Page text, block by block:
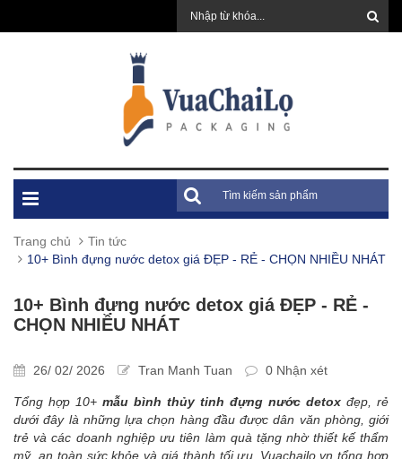
Trang chủ
Tin tức
10+ Bình đựng nước detox giá ĐẸP - RẺ - CHỌN NHIỀU NHÁT
10+ Bình đựng nước detox giá ĐẸP - RẺ -
CHỌN NHIỀU NHÁT
26/ 02/ 2026 Tran Manh Tuan 0 Nhận xét
Tổng hợp 10+ mẫu bình thủy tinh đựng nước detox đẹp, rẻ
dưới đây là những lựa chọn hàng đầu được dân văn phòng, giới
trẻ và các doanh nghiệp ưu tiên làm quà tặng nhờ thiết kế thẩm
mỹ, an toàn sức khỏe và giá thành tối ưu. Vuachailo.vn tổng hợp